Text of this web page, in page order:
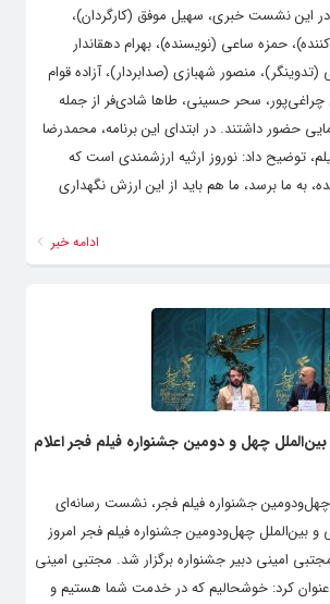
به کارگردانی سهیل موفق در سانس سوم در
در این نشست خبری، سهیل موفق (کارگردان)،
حمزه ساعی (نویسنده)، بهرام دهقاندار
(تدوینگر)، منصور شهبازی (صدابردار)، آزاده قوام
سحر حسینی، طاها شادی‌فر از جمله
حضور داشتند. در ابتدای این برنامه، محمدرضا
توضیح داد: نوروز ارثیه ارزشمندی است که
به ما برسد، ما هم باید از این ارزش نگهداری
ادامه خبر
چهل و دومین جشنواره فیلم فجر اعلام
جشنواره فیلم فجر، نشست رسانه‌ای
و بین‌الملل چهل‌ودومین جشنواره فیلم فجر امروز
امینی دبیر جشنواره برگزار شد. مجتبی امینی